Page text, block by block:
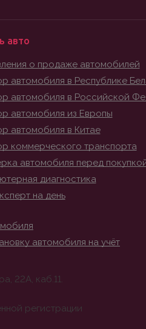
авто
о продаже автомобилей
автомобиля в Республике
автомобиля в Российской
автомобиля из Европы
автомобиля в Китае
коммерческого транспорта
автомобиля перед
диагностика
на день
автомобиля на учёт
22А, каб.11.
регистрации